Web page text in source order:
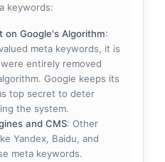
keywords:
on Google's Algorithm:
meta keywords, it is
entirely removed
Google keeps its
top secret to deter
the system.
and CMS: Other
Yandex, Baidu, and
meta keywords.